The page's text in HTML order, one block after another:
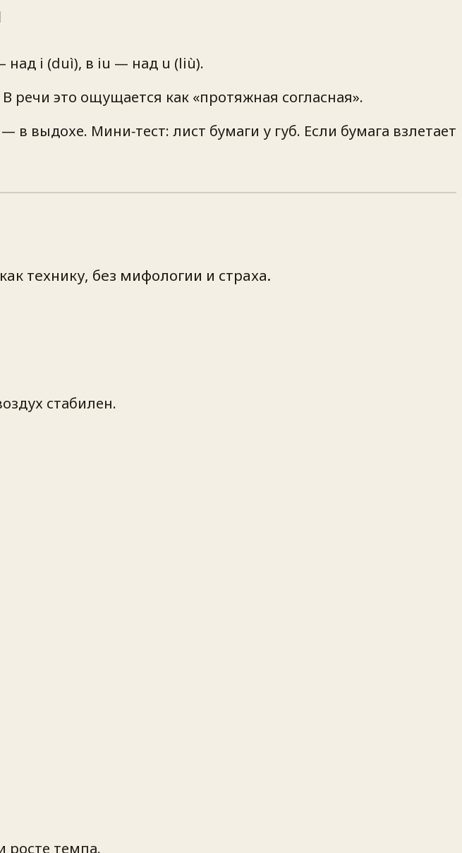
над i (duì), в iu — над u (liù).
речи это ощущается как «протяжная согласная».
выдохе. Мини‑тест: лист бумаги у губ. Если бумага взлетает
технику, без мифологии и страха.
стабилен.
росте темпа.